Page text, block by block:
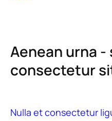
Aenean urna -
consectetur
Nulla et consectetur